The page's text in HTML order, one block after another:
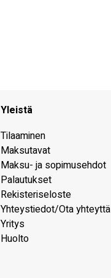
Yleistä
Tilaaminen
Maksutavat
Maksu- ja sopimusehdot
Palautukset
Rekisteriseloste
Yhteystiedot/Ota yhteyttä
Yritys
Huolto